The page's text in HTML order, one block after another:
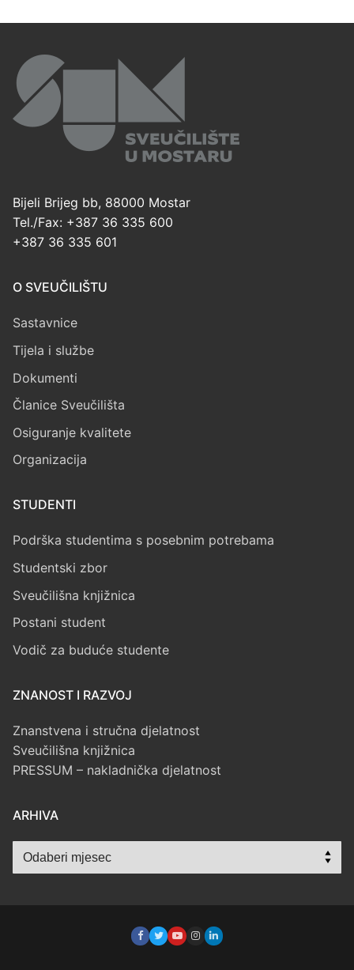
Bijeli Brijeg bb, 88000 Mostar
Tel./Fax: +387 36 335 600
+387 36 335 601
O SVEUČILIŠTU
Sastavnice
Tijela i službe
Dokumenti
Članice Sveučilišta
Osiguranje kvalitete
Organizacija
STUDENTI
Podrška studentima s posebnim potrebama
Studentski zbor
Sveučilišna knjižnica
Postani student
Vodič za buduće studente
ZNANOST I RAZVOJ
Znanstvena i stručna djelatnost
Sveučilišna knjižnica
PRESSUM – nakladnička djelatnost
ARHIVA
Arhiva